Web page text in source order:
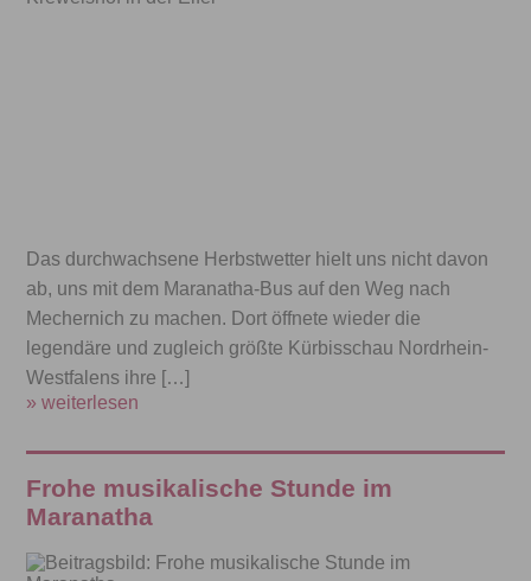
Das durchwachsene Herbstwetter hielt uns nicht davon
ab, uns mit dem Maranatha-Bus auf den Weg nach
Mechernich zu machen. Dort öffnete wieder die
legendäre und zugleich größte Kürbisschau Nordrhein-
Westfalens ihre […]
» weiterlesen
Frohe musikalische Stunde im
Maranatha